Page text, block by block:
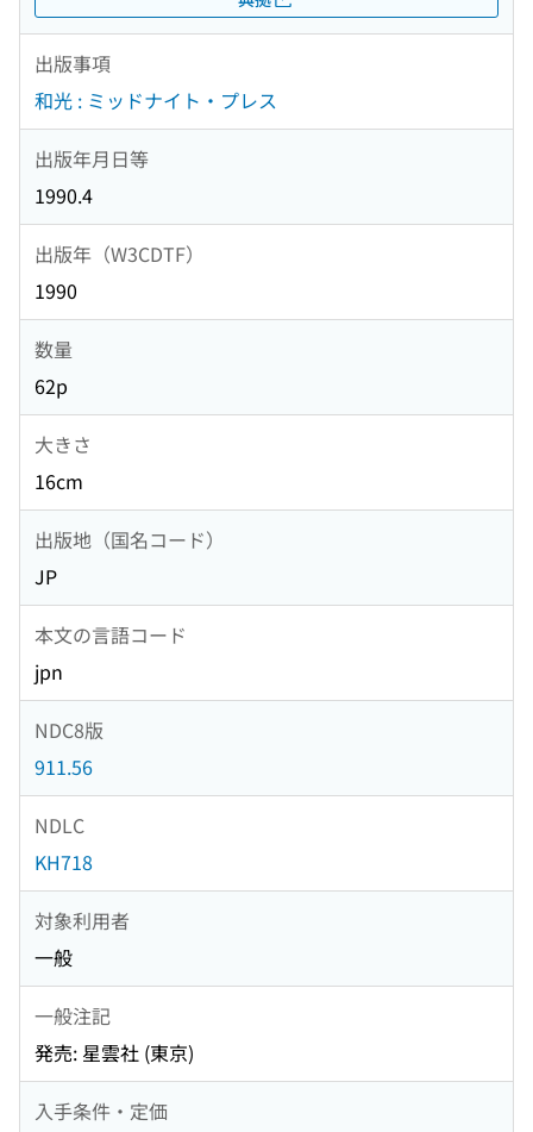
出版事項
和光 : ミッドナイト・プレス
出版年月日等
1990.4
出版年（W3CDTF）
1990
数量
62p
大きさ
16cm
出版地（国名コード）
JP
本文の言語コード
jpn
NDC8版
911.56
NDLC
KH718
対象利用者
一般
一般注記
発売: 星雲社 (東京)
入手条件・定価